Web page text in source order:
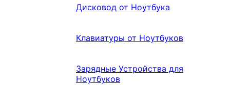
Дисковод от Ноутбука
Клавиатуры от Ноутбуков
Зарядные Устройства для
Ноутбуков